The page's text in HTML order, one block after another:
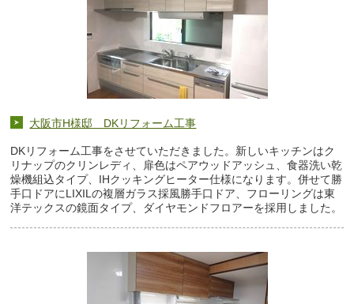
大阪市H様邸 DKリフォーム工事
DKリフォーム工事をさせていただきました。新しいキッチンはク
リナップのクリンレディ、扉色はペアウッドアッシュ、食器洗い乾
燥機組込タイプ、IHクッキングヒーター仕様になります。併せて勝
手口ドアにLIXILの複層ガラス採風勝手口ドア、フローリングは東
洋テックスの鏡面タイプ、ダイヤモンドフロアーを採用しました。